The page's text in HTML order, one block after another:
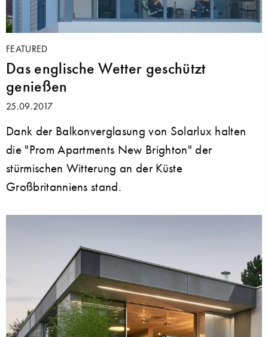
FEATURED
Das englische Wetter geschützt
genießen
25.09.2017
Dank der Balkonverglasung von Solarlux halten
die "Prom Apartments New Brighton" der
stürmischen Witterung an der Küste
Großbritanniens stand.